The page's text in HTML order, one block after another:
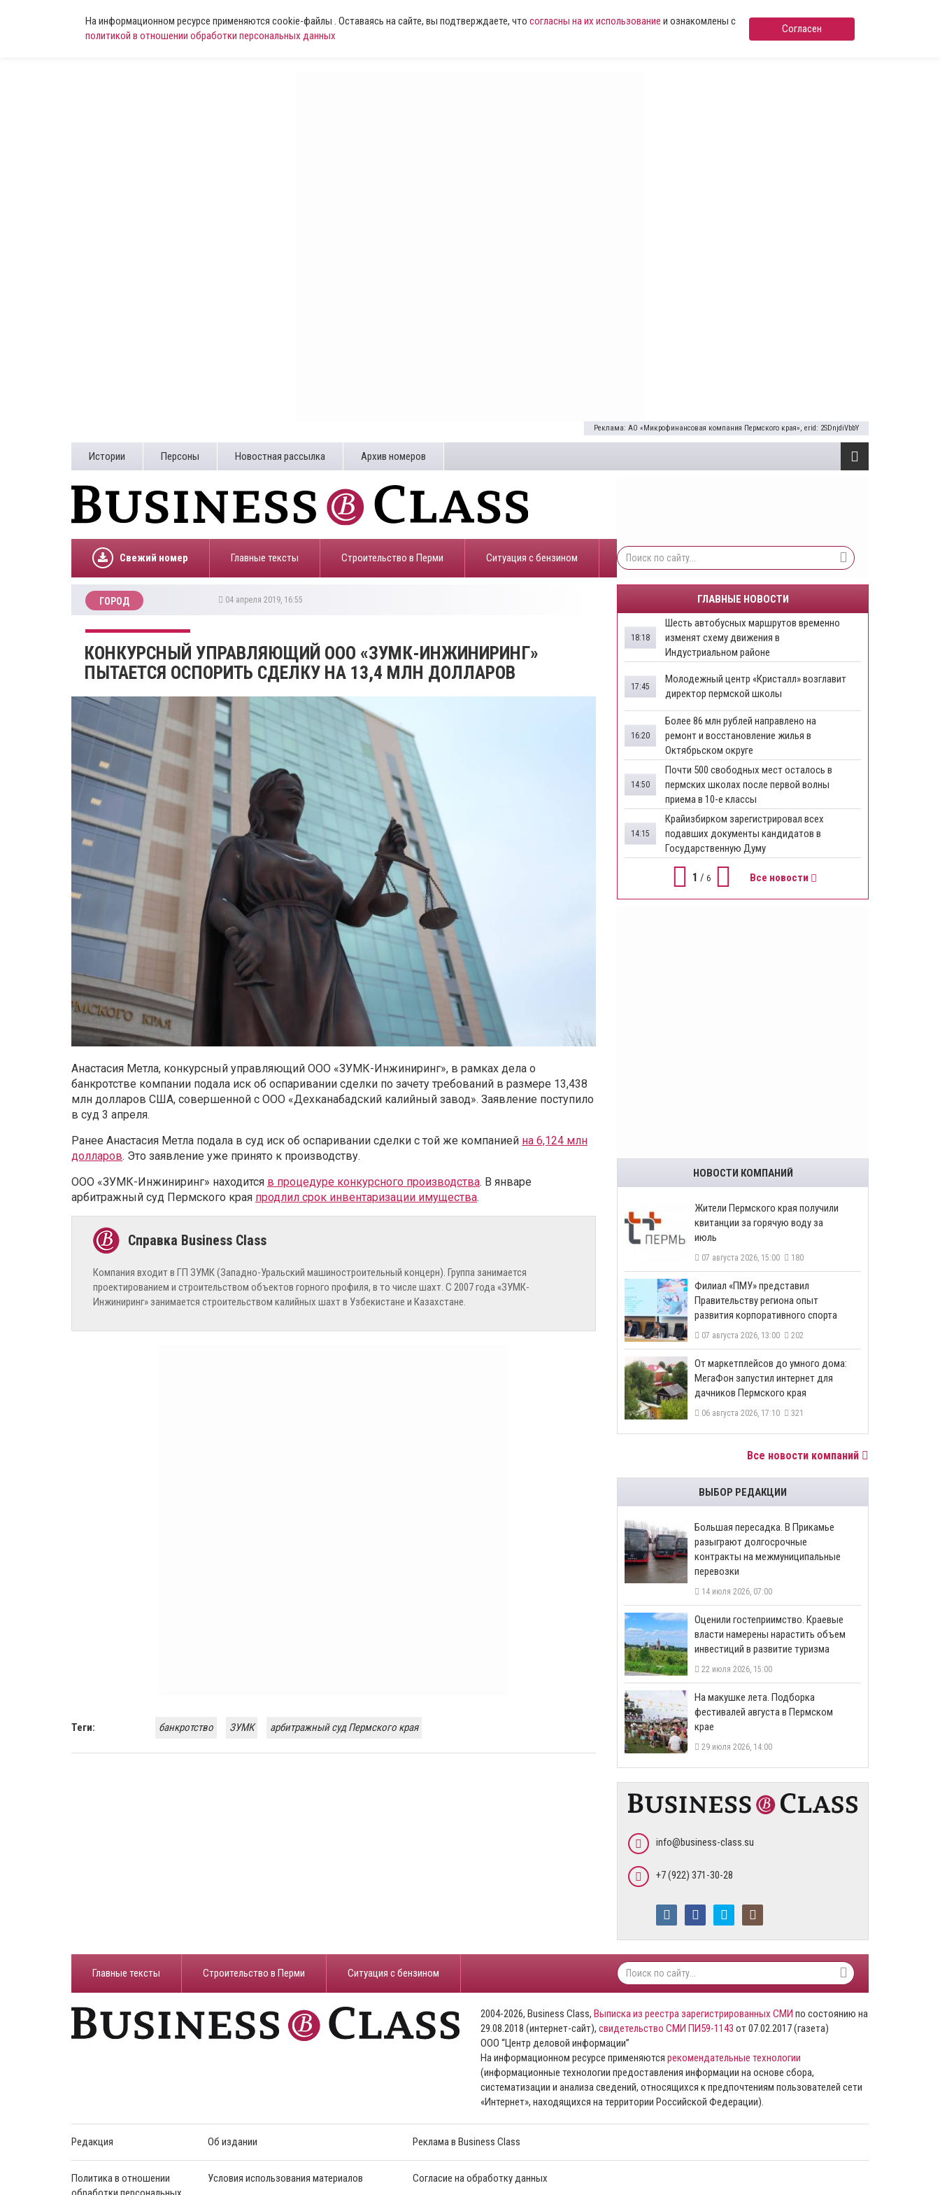
На информационном ресурсе применяются cookie-файлы . Оставаясь на сайте, вы подтверждаете, что согласны на их использование и ознакомлены с
политикой в отношении обработки персональных данных
Согласен
Реклама: АО «Микрофинансовая компания Пермского края», erid: 2SDnjdiVbbY
Истории Персоны Новостная рассылка Архив номеров
Свежий номер Главные тексты Строительство в Перми ​Ситуация с бензином
ГОРОД 04 апреля 2019, 16:55
КОНКУРСНЫЙ УПРАВЛЯЮЩИЙ ООО «ЗУМК-ИНЖИНИРИНГ»
ПЫТАЕТСЯ ОСПОРИТЬ СДЕЛКУ НА 13,4 МЛН ДОЛЛАРОВ
Анастасия Метла, конкурсный управляющий ООО «ЗУМК-Инжиниринг», в рамках дела о
банкротстве компании подала иск об оспаривании сделки по зачету требований в размере 13,438
млн долларов США, совершенной с ООО «Дехканабадский калийный завод». Заявление поступило
в суд 3 апреля.
Ранее Анастасия Метла подала в суд иск об оспаривании сделки с той же компанией на 6,124 млн
долларов. Это заявление уже принято к производству.
ООО «ЗУМК-Инжиниринг» находится в процедуре конкурсного производства. В январе
арбитражный суд Пермского края продлил срок инвентаризации имущества.
Компания входит в ГП ЗУМК (Западно-Уральский машиностроительный концерн). Группа занимается
проектированием и строительством объектов горного профиля, в то числе шахт. С 2007 года «ЗУМК-
Инжиниринг» занимается строительством калийных шахт в Узбекистане и Казахстане.
Теги: банкротство ЗУМК арбитражный суд Пермского края
ГЛАВНЫЕ НОВОСТИ
Шесть автобусных маршрутов временно
изменят схему движения в
Индустриальном районе
18:18
Молодежный центр «Кристалл» возглавит
директор пермской школы
17:45
Более 86 млн рублей направлено на
ремонт и восстановление жилья в
Октябрьском округе
16:20
Почти 500 свободных мест осталось в
пермских школах после первой волны
приема в 10-е классы
14:50
Крайизбирком зарегистрировал всех
подавших документы кандидатов в
Государственную Думу
14:15
1 / 6 Все новости
НОВОСТИ КОМПАНИЙ
​Жители Пермского края получили
квитанции за горячую воду за
июль
07 августа 2026, 15:00 180
​Филиал «ПМУ» представил
Правительству региона опыт
развития корпоративного спорта
07 августа 2026, 13:00 202
От маркетплейсов до умного дома:
МегаФон запустил интернет для
дачников Пермского края
06 августа 2026, 17:10 321
Все новости компаний
ВЫБОР РЕДАКЦИИ
Большая пересадка. В Прикамье
разыграют долгосрочные
контракты на межмуниципальные
перевозки
14 июля 2026, 07:00
Оценили гостеприимство. Краевые
власти намерены нарастить объем
инвестиций в развитие туризма
22 июля 2026, 15:00
На макушке лета. Подборка
фестивалей августа в Пермском
крае
29 июля 2026, 14:00
info@business-class.su
+7 (922) 371-30-28
Главные тексты Строительство в Перми ​Ситуация с бензином
2004-2026, Business Class, Выписка из реестра зарегистрированных СМИ по состоянию на
29.08.2018 (интернет-сайт), свидетельство СМИ ПИ59-1143 от 07.02.2017 (газета)
ООО “Центр деловой информации”
На информационном ресурсе применяются рекомендательные технологии
(информационные технологии предоставления информации на основе сбора,
систематизации и анализа сведений, относящихся к предпочтениям пользователей сети
«Интернет», находящихся на территории Российской Федерации).
Редакция Об издании Реклама в Business Class
Политика в отношении
Условия использования материалов Согласие на обработку данных